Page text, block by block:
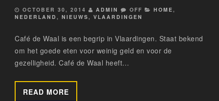
OCTOBER 30, 2014 ADMIN OFF HOME,
NEDERLAND , NIEUWS, VLAARDINGEN
Café de Waal is een begrip in Vlaardingen. Staat bekend
om het goede eten voor weinig geld en voor de
gezelligheid. Café de Waal heeft…
READ MORE